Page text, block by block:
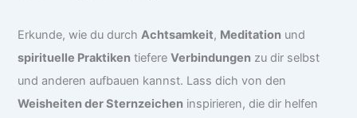
Erkunde, wie du durchAchtsamkeit, Meditation und
spirituelle Praktiken tiefereVerbindungen zu dir selbst
und anderen aufbauen kannst. Lass dich von den
Weisheiten der Sternzeichen inspirieren, die dir helfen